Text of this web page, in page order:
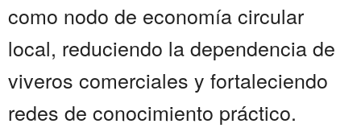
como nodo de economía circular
local, reduciendo la dependencia de
viveros comerciales y fortaleciendo
redes de conocimiento práctico.